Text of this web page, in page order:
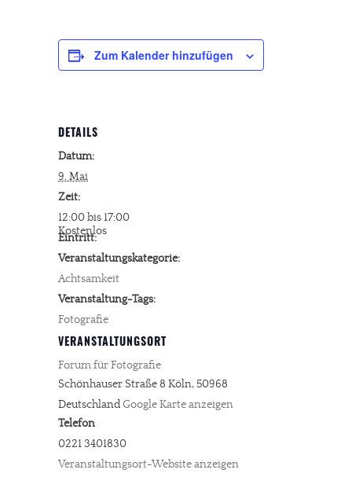
Zum Kalender hinzufügen
DETAILS
Datum:
9. Mai
Zeit:
12:00 bis 17:00
Eintritt:
Kostenlos
Veranstaltungskategorie:
Achtsamkeit
Veranstaltung-Tags:
Fotografie
VERANSTALTUNGSORT
Forum für Fotografie
Schönhauser Straße 8 Köln, 50968
DeutschlandGoogle Karte anzeigen
Telefon
0221 3401830
Veranstaltungsort-Website anzeigen